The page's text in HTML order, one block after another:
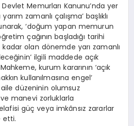
Devlet Memurları Kanunu’nda yer
zamanlı çalışma’ başlıklı
‘doğum yapan memurun
çağının başladığı tarihi
olan dönemde yarı zamanlı
ilgili maddede açık
kurum kararının ‘açık
kullanılmasına engel’
düzeninin olumsuz
manevi zorluklarla
güç veya imkânsız zararlar
etti.